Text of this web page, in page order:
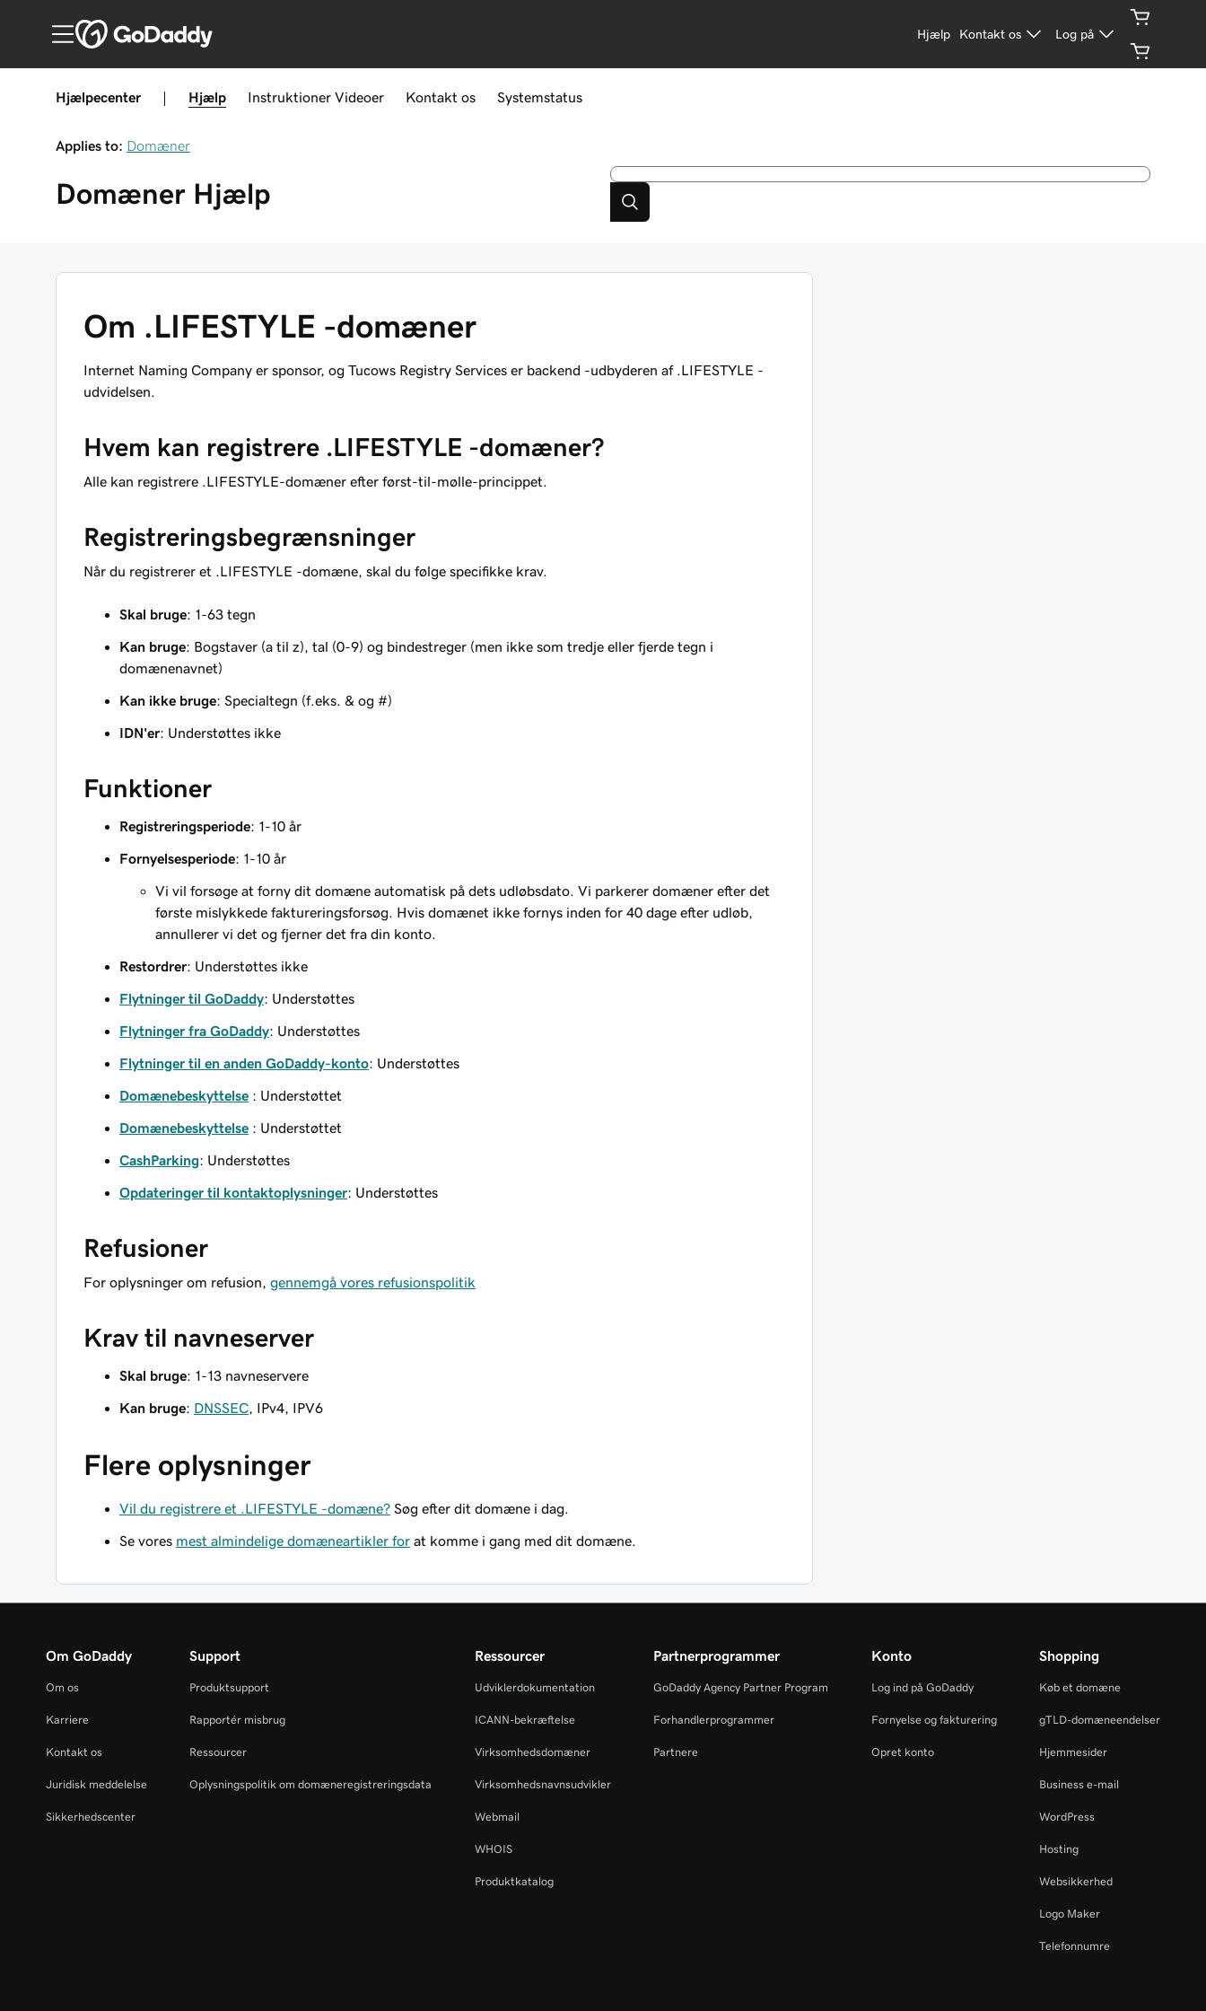
Hjælp Kontakt os Log på
Hjælpecenter Hjælp Instruktioner Videoer Kontakt os Systemstatus
Applies to: Domæner
Domæner Hjælp
Om .LIFESTYLE -domæner
Internet Naming Company er sponsor, og Tucows Registry Services er backend -udbyderen af .LIFESTYLE -
udvidelsen.
Hvem kan registrere .LIFESTYLE -domæner?
Alle kan registrere .LIFESTYLE-domæner efter først-til-mølle-princippet.
Registreringsbegrænsninger
Når du registrerer et .LIFESTYLE -domæne, skal du følge specifikke krav.
Skal bruge: 1-63 tegn
Kan bruge: Bogstaver (a til z), tal (0-9) og bindestreger (men ikke som tredje eller fjerde tegn i
domænenavnet)
Kan ikke bruge: Specialtegn (f.eks. & og #)
IDN'er: Understøttes ikke
Funktioner
Registreringsperiode: 1-10 år
Fornyelsesperiode: 1-10 år
Vi vil forsøge at forny dit domæne automatisk på dets udløbsdato. Vi parkerer domæner efter det
første mislykkede faktureringsforsøg. Hvis domænet ikke fornys inden for 40 dage efter udløb,
annullerer vi det og fjerner det fra din konto.
Restordrer: Understøttes ikke
Flytninger til GoDaddy: Understøttes
Flytninger fra GoDaddy: Understøttes
Flytninger til en anden GoDaddy-konto: Understøttes
Domænebeskyttelse : Understøttet
Domænebeskyttelse : Understøttet
CashParking: Understøttes
Opdateringer til kontaktoplysninger‌‌: Understøttes
Refusioner
For oplysninger om refusion, gennemgå vores refusionspolitik
Krav til navneserver
Skal bruge: 1-13 navneservere
Kan bruge: DNSSEC , IPv4, IPV6
Flere oplysninger
Vil du registrere et .LIFESTYLE -domæne? Søg efter dit domæne i dag.
Se vores mest almindelige domæneartikler for at komme i gang med dit domæne.
Om GoDaddy
Om os
Karriere
Kontakt os
Juridisk meddelelse
Sikkerhedscenter
Support
Produktsupport
Rapportér misbrug
Ressourcer
Oplysningspolitik om domæneregistreringsdata
Ressourcer
Udviklerdokumentation
ICANN-bekræftelse
Virksomhedsdomæner
Virksomhedsnavnsudvikler
Webmail
WHOIS
Produktkatalog
Partnerprogrammer
GoDaddy Agency Partner Program
Forhandlerprogrammer
Partnere
Konto
Log ind på GoDaddy
Fornyelse og fakturering
Opret konto
Shopping
Køb et domæne
gTLD-domæneendelser
Hjemmesider
Business e-mail
WordPress
Hosting
Websikkerhed
Logo Maker
Telefonnumre